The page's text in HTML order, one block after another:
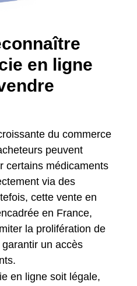
en ligne
du commerce
peuvent
certains médicaments
via des
cette vente en
en France,
la prolifération de
un accès
en ligne soit légale,